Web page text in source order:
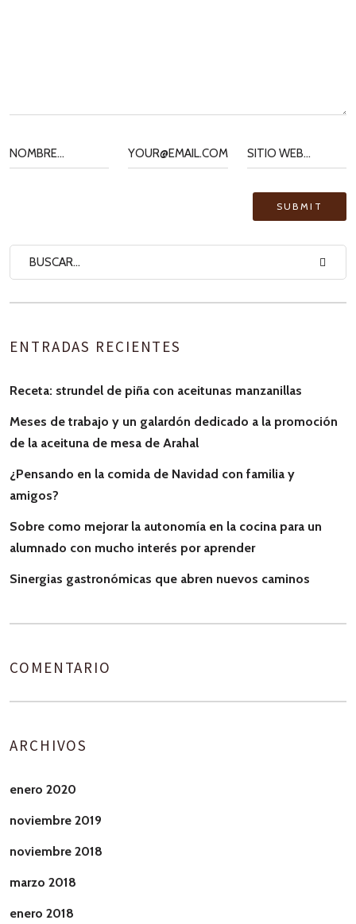
ENTRADAS RECIENTES
Receta: strundel de piña con aceitunas manzanillas
Meses de trabajo y un galardón dedicado a la promoción
de la aceituna de mesa de Arahal
¿Pensando en la comida de Navidad con familia y
amigos?
Sobre como mejorar la autonomía en la cocina para un
alumnado con mucho interés por aprender
Sinergias gastronómicas que abren nuevos caminos
COMENTARIO
ARCHIVOS
enero 2020
noviembre 2019
noviembre 2018
marzo 2018
enero 2018